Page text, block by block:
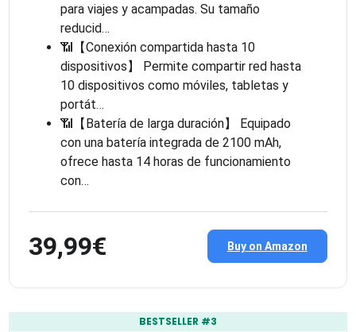
para viajes y acampadas. Su tamaño
reducid…
📶【Conexión compartida hasta 10
dispositivos】 Permite compartir red hasta
10 dispositivos como móviles, tabletas y
portát…
📶【Batería de larga duración】 Equipado
con una batería integrada de 2100 mAh,
ofrece hasta 14 horas de funcionamiento
con…
39,99€ Buy on Amazon
BESTSELLER #3